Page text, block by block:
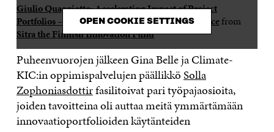
OPEN COOKIE SETTINGS
Giulio Quaggiotto: Accelerating Impact of Project
Portfolios – Notes from the frontier of [ir]relevancefrom
Sitra the Finnish Innovation Fund
Puheenvuorojen jälkeenGinaBellejaClimate-
KIC:inoppimispalvelujen päällikköSolla
Zophoniasdottirfasilitoivat pari työpajaosioita,
joiden tavoitteina oli auttaa meitä ymmärtämään
innovaatioportfolioiden käytänteiden